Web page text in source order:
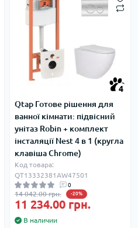
4
Qtap Готове рішення для
ванної кімнати: підвісний
унітаз Robin + комплект
інсталяції Nest 4 в 1 (кругла
клавіша Chrome)
Код товара:
QT13332381AW47501
0
14 042.00 грн. -20%
11 234.00 грн.
В наличии